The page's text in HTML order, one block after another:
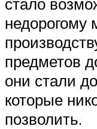
недорогому
предметов
они стали
которые
позволить.